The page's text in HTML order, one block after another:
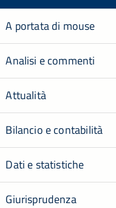
A portata di mouse
Analisi e commenti
Attualità
Bilancio e contabilità
Dati e statistiche
Giurisprudenza